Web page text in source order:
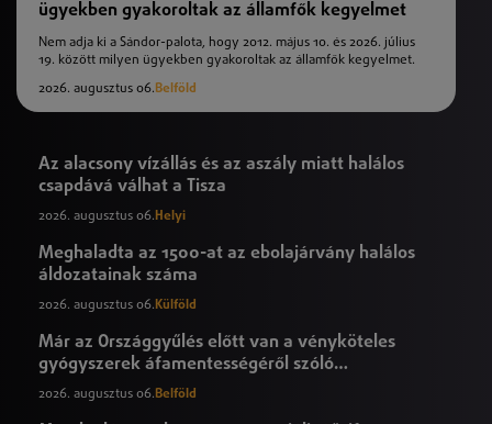
ügyekben gyakoroltak az államfők kegyelmet
Nem adja ki a Sándor-palota, hogy 2012. május 10. és 2026. július
19. között milyen ügyekben gyakoroltak az államfők kegyelmet.
2026. augusztus 06.Belföld
Az alacsony vízállás és az aszály miatt halálos
csapdává válhat a Tisza
2026. augusztus 06. Helyi
Meghaladta az 1500-at az ebolajárvány halálos
áldozatainak száma
2026. augusztus 06. Külföld
Már az Országgyűlés előtt van a vényköteles
gyógyszerek áfamentességéről szóló
törvényjavaslat
2026. augusztus 06.Belföld